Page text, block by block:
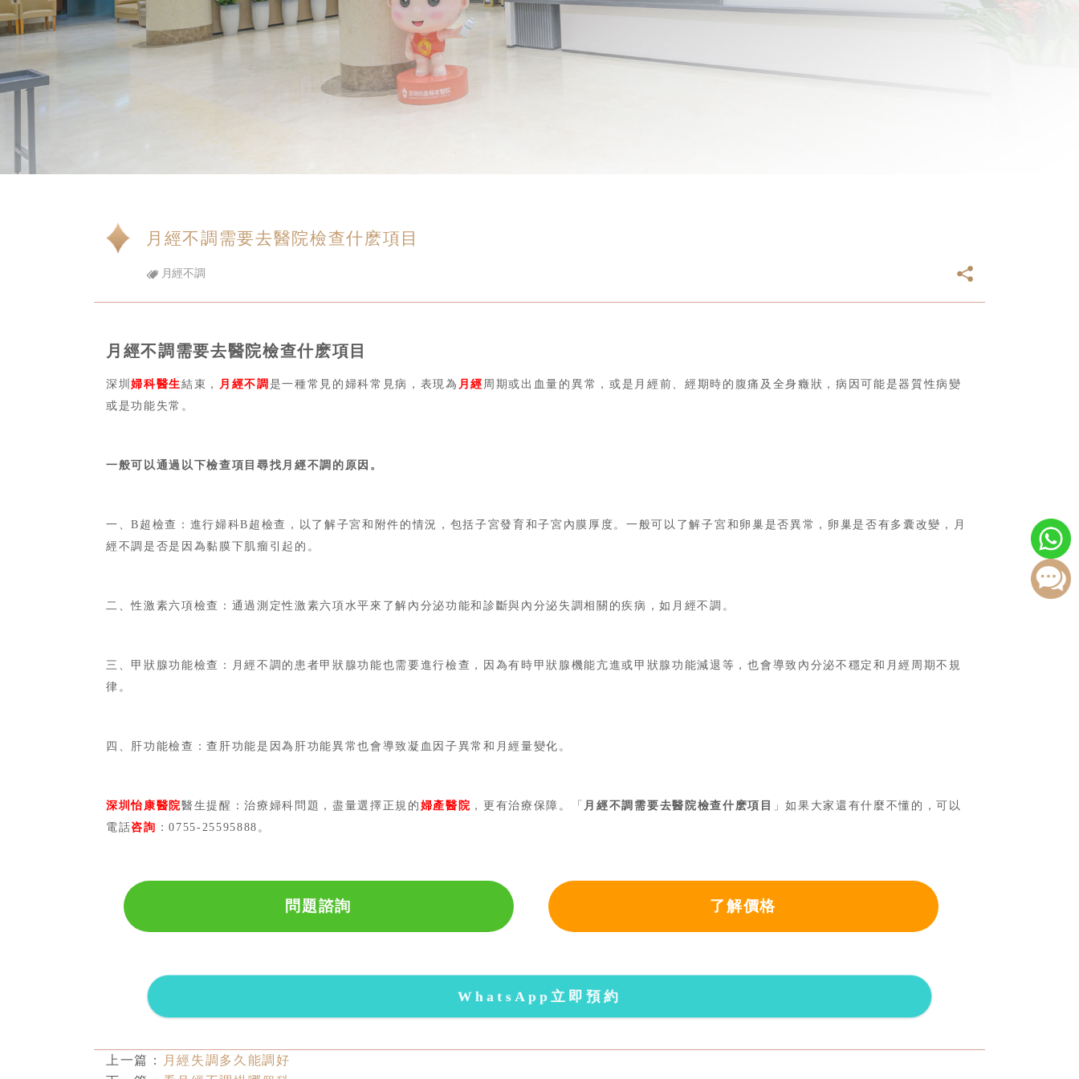
月經不調需要去醫院檢查什麽項目
月經不調
月經不調需要去醫院檢查什麽項目
深圳婦科醫生結束， 月經不調 是一種常見的婦科常見病，表現為 月經 周期或出血量的異常，或是月經前、經期時的腹痛及全身癥狀，病因可能是器質性病變
或是功能失常。
一般可以通過以下檢查項目尋找月經不調的原因。
一、B超檢查：進行婦科B超檢查，以了解子宮和附件的情況，包括子宮發育和子宮內膜厚度。一般可以了解子宮和卵巢是否異常，卵巢是否有多囊改變，月
經不調是否是因為黏膜下肌瘤引起的。
二、性激素六項檢查：通過測定性激素六項水平來了解內分泌功能和診斷與內分泌失調相關的疾病，如月經不調。
三、甲狀腺功能檢查：月經不調的患者甲狀腺功能也需要進行檢查，因為有時甲狀腺機能亢進或甲狀腺功能減退等，也會導致內分泌不穩定和月經周期不規
律。
四、肝功能檢查：查肝功能是因為肝功能異常也會導致凝血因子異常和月經量變化。
深圳怡康醫院醫生提醒：治療婦科問題，盡量選擇正規的 婦產醫院 ，更有治療保障。「 月經不調需要去醫院檢查什麽項目
」如果大家還有什麼不懂的，可以
電話咨詢 ：0755-25595888。
問題諮詢 了解價格
WhatsApp立即預約
上一篇：
月經失調多久能調好